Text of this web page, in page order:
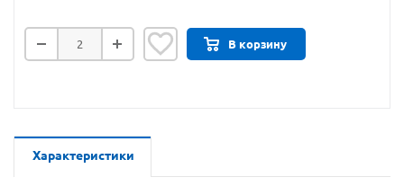
В корзину
Характеристики